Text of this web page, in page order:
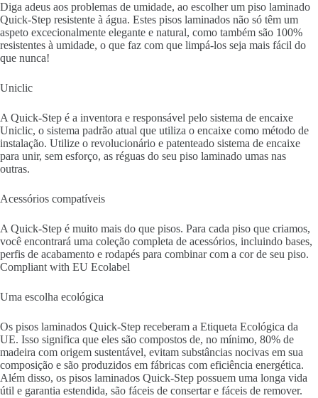
Diga adeus aos problemas de umidade, ao escolher um piso laminado
Quick-Step resistente à água. Estes pisos laminados não só têm um
aspeto excecionalmente elegante e natural, como também são 100%
resistentes à umidade, o que faz com que limpá-los seja mais fácil do
que nunca!
Uniclic
A Quick-Step é a inventora e responsável pelo sistema de encaixe
Uniclic, o sistema padrão atual que utiliza o encaixe como método de
instalação. Utilize o revolucionário e patenteado sistema de encaixe
para unir, sem esforço, as réguas do seu piso laminado umas nas
outras.
Acessórios compatíveis
A Quick-Step é muito mais do que pisos. Para cada piso que criamos,
você encontrará uma coleção completa de acessórios, incluindo bases,
perfis de acabamento e rodapés para combinar com a cor de seu piso.
Compliant with EU Ecolabel
Uma escolha ecológica
Os pisos laminados Quick-Step receberam a Etiqueta Ecológica da
UE. Isso significa que eles são compostos de, no mínimo, 80% de
madeira com origem sustentável, evitam substâncias nocivas em sua
composição e são produzidos em fábricas com eficiência energética.
Além disso, os pisos laminados Quick-Step possuem uma longa vida
útil e garantia estendida, são fáceis de consertar e fáceis de remover.